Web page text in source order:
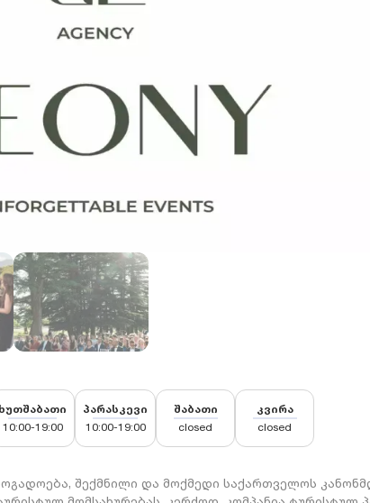
ხუთშაბათი
10:00-19:00
პარასკევი
10:00-19:00
შაბათი
closed
კვირა
closed
შექმნილი და მოქმედი საქართველოს